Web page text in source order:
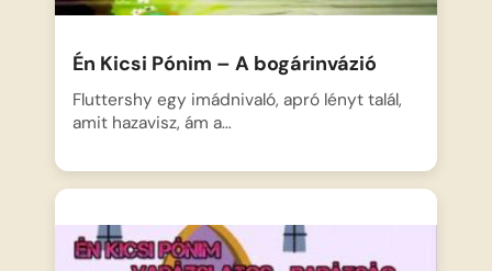
Én Kicsi Pónim – A bogárinvázió
Fluttershy egy imádnivaló, apró lényt talál,
amit hazavisz, ám a…